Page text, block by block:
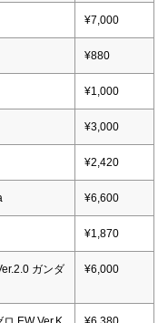
¥7,000
¥880
¥1,000
¥3,000
¥2,420
¥6,600
¥1,870
ガンダ
¥6,000